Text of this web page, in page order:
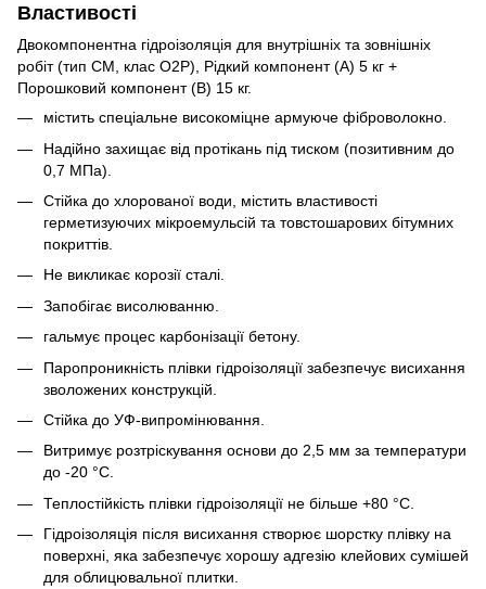
Властивості
Двокомпонентна гідроізоляція для внутрішніх та зовнішніх
робіт (тип CM, клас O2P), Рідкий компонент (А) 5 кг +
Порошковий компонент (В) 15 кг.
містить спеціальне високоміцне армуюче фіброволокно.
Надійно захищає від протікань під тиском (позитивним до
0,7 МПа).
Стійка до хлорованої води, містить властивості
герметизуючих мікроемульсій та товстошарових бітумних
покриттів.
Не викликає корозії сталі.
Запобігає висолюванню.
гальмує процес карбонізації бетону.
Паропроникність плівки гідроізоляції забезпечує висихання
зволожених конструкцій.
Стійка до УФ-випромінювання.
Витримує розтріскування основи до 2,5 мм за температури
до -20 °С.
Теплостійкість плівки гідроізоляції не більше +80 °С.
Гідроізоляція після висихання створює шорстку плівку на
поверхні, яка забезпечує хорошу адгезію клейових сумішей
для облицювальної плитки.